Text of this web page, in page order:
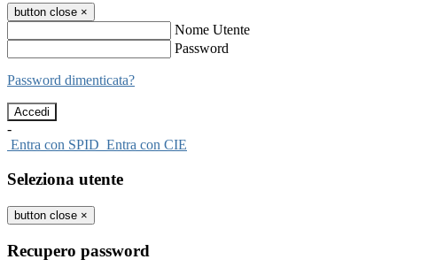
button close ×
Nome Utente
Password
Password dimenticata?
-
Entra con SPID Entra con CIE
Seleziona utente
button close ×
Recupero password